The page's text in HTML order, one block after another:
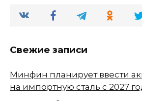
Свежие записи
Минфин планирует ввести
на импортную сталь с 2027